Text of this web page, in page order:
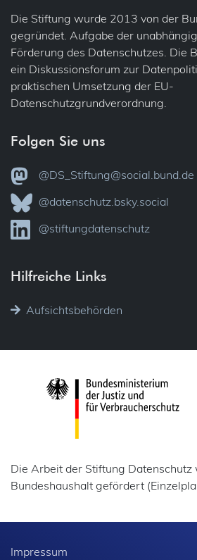
Die Stiftung wurde 2013 von der
gegründet. Aufgabe der
Förderung des Datenschutzes. Die
ein Diskussionsforum zur
praktischen Umsetzung der EU-
Datenschutzgrundverordnung.
Folgen Sie uns
@DS_Stiftung@social.bund.de
@datenschutz.bsky.social
@stiftungdatenschutz
Hilfreiche Links
Aufsichtsbehörden
Die Arbeit der Stiftung Datenschutz
Bundeshaushalt gefördert
Impressum